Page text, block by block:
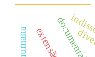
documental